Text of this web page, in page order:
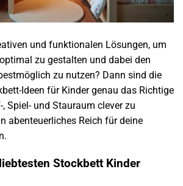
und funktionalen Lösungen, um
zu gestalten und dabei den
zu nutzen? Dann sind die
Ideen für Kinder genau das Richtige
Spiel- und Stauraum clever zu
abenteuerliches Reich für deine
Stockbett Kinder